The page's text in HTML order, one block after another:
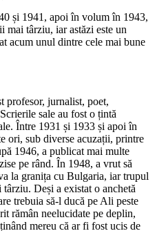
și 1941, apoi în volum în 1943,
mai târziu, iar astăzi este un
acum unul dintre cele mai bune
profesor, jurnalist, poet,
sale au fost o țintă
Între 1931 și 1933 și apoi în
ori, sub diverse acuzații, printre
1946, a publicat mai multe
pe rând. În 1948, a vrut să
la granița cu Bulgaria, iar trupul
Deși a existat o anchetă
trebuia să-l ducă pe Ali peste
rămân neelucidate pe deplin,
mereu că ar fi fost ucis de